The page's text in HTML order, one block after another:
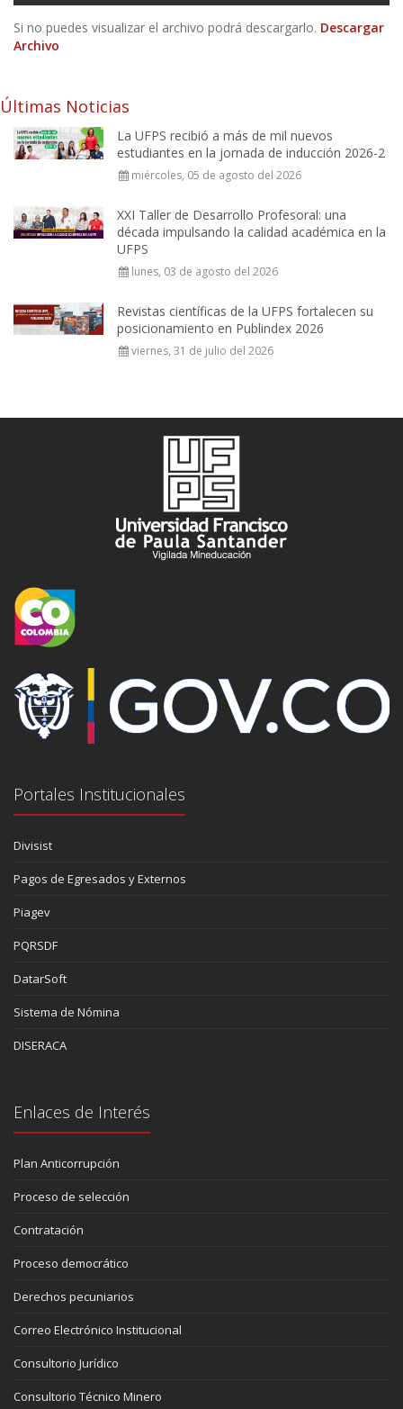
Si no puedes visualizar el archivo podrá descargarlo. Descargar
Archivo
Últimas Noticias
La UFPS recibió a más de mil nuevos
estudiantes en la jornada de inducción 2026-2
miércoles, 05 de agosto del 2026
XXI Taller de Desarrollo Profesoral: una
década impulsando la calidad académica en la
UFPS
lunes, 03 de agosto del 2026
Revistas científicas de la UFPS fortalecen su
posicionamiento en Publindex 2026
viernes, 31 de julio del 2026
Portales Institucionales
Divisist
Pagos de Egresados y Externos
Piagev
PQRSDF
DatarSoft
Sistema de Nómina
DISERACA
Enlaces de Interés
Plan Anticorrupción
Proceso de selección
Contratación
Proceso democrático
Derechos pecuniarios
Correo Electrónico Institucional
Consultorio Jurídico
Consultorio Técnico Minero